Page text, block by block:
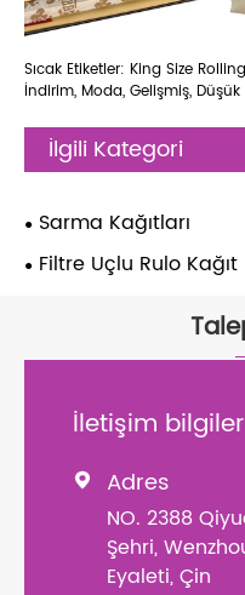
Sıcak Etiketler: King Size
İndirim, Moda, Gelişmiş,
İlgili Kategori
Sarma Kağıtları
Filtre Uçlu Rulo Kağıt
İletişim
 Adres
NO. 2388
Şehri,
Eyaleti, Çin